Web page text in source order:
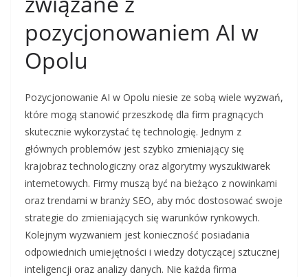
pozycjonowaniem AI w
Opolu
Pozycjonowanie AI w Opolu niesie ze sobą wiele wyzwań,
które mogą stanowić przeszkodę dla firm pragnących
skutecznie wykorzystać tę technologię. Jednym z
głównych problemów jest szybko zmieniający się
krajobraz technologiczny oraz algorytmy wyszukiwarek
internetowych. Firmy muszą być na bieżąco z nowinkami
oraz trendami w branży SEO, aby móc dostosować swoje
strategie do zmieniających się warunków rynkowych.
Kolejnym wyzwaniem jest konieczność posiadania
odpowiednich umiejętności i wiedzy dotyczącej sztucznej
inteligencji oraz analizy danych. Nie każda firma